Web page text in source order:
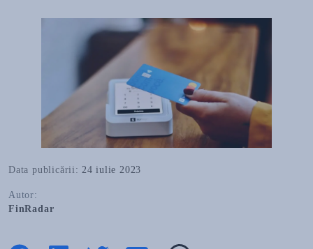
Data publicării: 24 iulie 2023
Autor:
FinRadar